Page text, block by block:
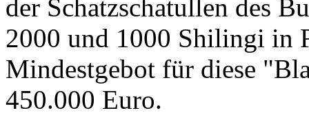
der Schatzschatullen des
2000 und 1000 Shilingi in
Mindestgebot für diese
450.000 Euro.